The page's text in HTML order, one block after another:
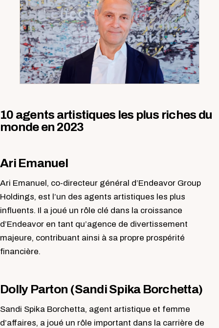
10 agents artistiques les plus riches du
monde en 2023
Ari Emanuel
Ari Emanuel, co-directeur général d’Endeavor Group
Holdings, est l’un des agents artistiques les plus
influents. Il a joué un rôle clé dans la croissance
d’Endeavor en tant qu’agence de divertissement
majeure, contribuant ainsi à sa propre prospérité
financière.
Dolly Parton (Sandi Spika Borchetta)
Sandi Spika Borchetta, agent artistique et femme
d’affaires, a joué un rôle important dans la carrière de